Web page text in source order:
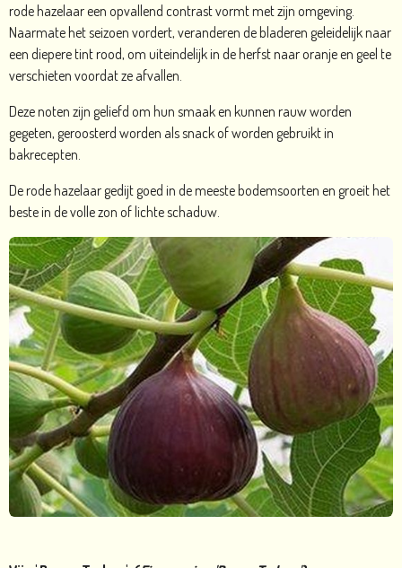
rode hazelaar een opvallend contrast vormt met zijn omgeving.
Naarmate het seizoen vordert, veranderen de bladeren geleidelijk naar
een diepere tint rood, om uiteindelijk in de herfst naar oranje en geel te
verschieten voordat ze afvallen.
Deze noten zijn geliefd om hun smaak en kunnen rauw worden
gegeten, geroosterd worden als snack of worden gebruikt in
bakrecepten.
De rode hazelaar gedijt goed in de meeste bodemsoorten en groeit het
beste in de volle zon of lichte schaduw.